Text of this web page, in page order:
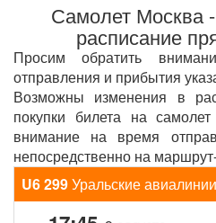
Самолет Москва
расписание
Просим обратить
отправления и прибытия
Возможны изменения в
покупки билета на
внимание на время
непосредственно на
U6 299Уральские авиалинии